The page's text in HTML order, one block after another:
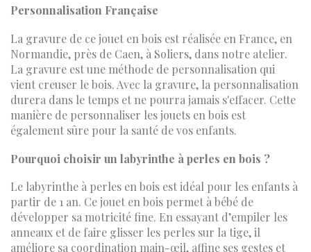
Personnalisation Française
La gravure de ce jouet en bois est réalisée en France, en
Normandie, près de Caen, à Soliers, dans notre atelier.
La gravure est une méthode de personnalisation qui
vient creuser le bois. Avec la gravure, la personnalisation
durera dans le temps et ne pourra jamais s'effacer. Cette
manière de personnaliser les jouets en bois est
également sûre pour la santé de vos enfants.
Pourquoi choisir un labyrinthe à perles en bois ?
Le labyrinthe à perles en bois est idéal pour les enfants à
partir de 1 an. Ce jouet en bois permet à bébé de
développer sa motricité fine. En essayant d’empiler les
anneaux et de faire glisser les perles sur la tige, il
améliore sa coordination main-œil, affine ses gestes et